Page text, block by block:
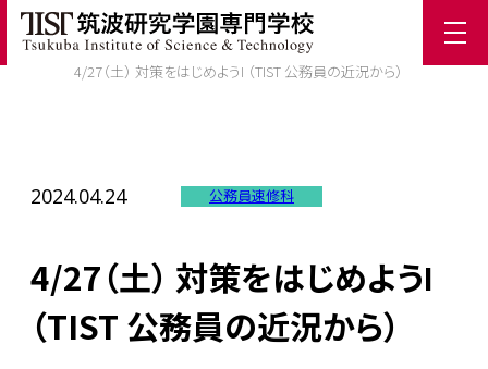
ホーム / TIST News /
4/27（土） 対策をはじめようⅠ （TIST 公務員の近況から）
2024.04.24 公務員速修科
4/27（土） 対策をはじめようⅠ
（TIST 公務員の近況から）